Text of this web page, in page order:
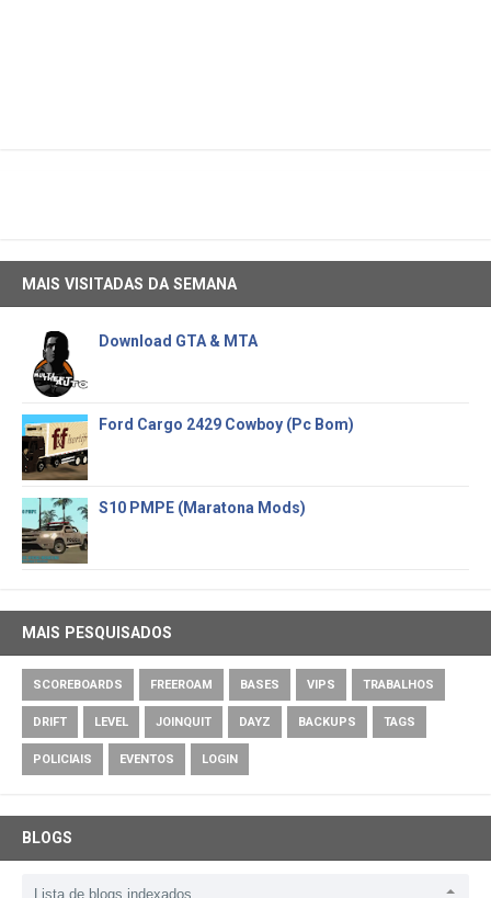
MAIS VISITADAS DA SEMANA
Download GTA & MTA
Ford Cargo 2429 Cowboy (Pc Bom)
S10 PMPE (Maratona Mods)
MAIS PESQUISADOS
SCOREBOARDS FREEROAM BASES VIPS TRABALHOS
DRIFT LEVEL JOINQUIT DAYZ BACKUPS TAGS
POLICIAIS EVENTOS LOGIN
BLOGS